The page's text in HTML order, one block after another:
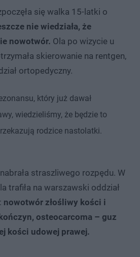
się walka 15-latki o
nie wiedziała, że
nowotwór. Ola po wizycie u
skierowanie na rentgen,
ortopedyczny.
który już dawał
wiedzieliśmy, że będzie to
rodzice nastolatki.
straszliwego rozpędu. W
trafiła na warszawski oddział
nowotwór złośliwy kości i
osteocarcoma – guz
kości udowej prawej.